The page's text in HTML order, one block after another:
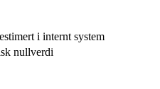
i internt system
nullverdi